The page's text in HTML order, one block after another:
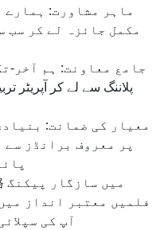
ماہر مشاورت: ہمارے
مکمل جائزہ لے کر سب
جامع معاونت: ہم آخر-
معیار کی ضمانت:
پر معروف برانڈز
فلمیں معتبر انداز
آپ کی